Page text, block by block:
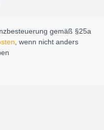
gemäß §25a
, wenn nicht anders